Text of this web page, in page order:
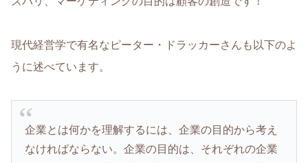
現代経営学で有名なピーター・ドラッカーさんも以下のよ
うに述べています。
企業とは何かを理解するには、企業の目的から考え
なければならない。企業の目的は、それぞれの企業